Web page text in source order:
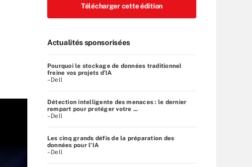
Télécharger cette édition
Actualités sponsorisées
Pourquoi le stockage de données traditionnel
freine vos projets d’IA
–Dell
Détection intelligente des menaces : le dernier
rempart pour protéger votre ...
–Dell
Les cinq grands défis de la préparation des
données pour l’IA
–Dell